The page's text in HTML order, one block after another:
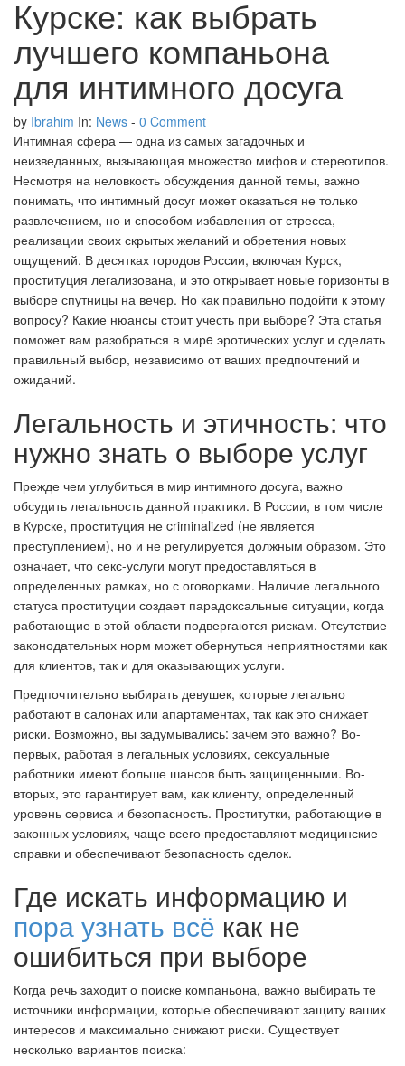
Fluid
Powder
Stick
Gel
Foam
Brush
Day care
Night care
Cleansing & Make-up
Remover
Normal to
Skin
Combination to Oily
Skin
Anti-ageing
Very Dry or Atopic
Skin Repair
Acne-prone Skin
Oily skin
Tanning products
Cellulite
Anticellulite,Firming,
Tightening &
Heavy Legs &
Circulation
Women
& Deodorants
Hand care
Wound care
Shower Gel
Bars & Soaps
Antiseptics
Mouth Wash
Tooth Brush & Tooth
Paste
Oily Hair
Dry & Damaged Hair
Blond & Light Brown
Colored & White Hair
Fine Hair
Anti-Hair Loss &
Strengthening
Irritated Scalps
Hairloss
Hair care
Conditionner
Mask
Sun
Tanning
Make-up
Men
Shaving
Hairloss men
Курске: как выбрать
лучшего компаньона
для интимного досуга
by Ibrahim In: News - 0 Comment
Интимная сфера — одна из самых загадочных и
неизведанных, вызывающая множество мифов и стереотипов.
Несмотря на неловкость обсуждения данной темы, важно
понимать, что интимный досуг может оказаться не только
развлечением, но и способом избавления от стресса,
реализации своих скрытых желаний и обретения новых
ощущений. В десятках городов России, включая Курск,
проституция легализована, и это открывает новые горизонты в
выборе спутницы на вечер. Но как правильно подойти к этому
вопросу? Какие нюансы стоит учесть при выборе? Эта статья
поможет вам разобраться в мирe эротических услуг и сделать
правильный выбор, независимо от ваших предпочтений и
ожиданий.
Легальность и этичность: что
нужно знать о выборе услуг
Прежде чем углубиться в мир интимного досуга, важно
обсудить легальность данной практики. В России, в том числе
в Курске, проституция не criminalized (не является
преступлением), но и не регулируется должным образом. Это
означает, что секс-услуги могут предоставляться в
определенных рамках, но с оговорками. Наличие легального
статуса проституции создает парадоксальные ситуации, когда
работающие в этой области подвергаются рискам. Отсутствие
законодательных норм может обернуться неприятностями как
для клиентов, так и для оказывающих услуги.
Предпочтительно выбирать девушек, которые легально
работают в салонах или апартаментах, так как это снижает
риски. Возможно, вы задумывались: зачем это важно? Во-
первых, работая в легальных условиях, сексуальные
работники имеют больше шансов быть защищенными. Во-
вторых, это гарантирует вам, как клиенту, определенный
уровень сервиса и безопасность. Проститутки, работающие в
законных условиях, чаще всего предоставляют медицинские
справки и обеспечивают безопасность сделок.
Где искать информацию и
пора узнать всё как не
ошибиться при выборе
Когда речь заходит о поиске компаньона, важно выбирать те
источники информации, которые обеспечивают защиту ваших
интересов и максимально снижают риски. Существует
несколько вариантов поиска: